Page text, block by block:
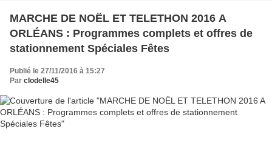
MARCHE DE NOËL ET TELETHON 2016 A
ORLÉANS : Programmes complets et offres de
stationnement Spéciales Fêtes
Publié le 27/11/2016 à 15:27
Par clodelle45